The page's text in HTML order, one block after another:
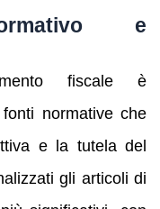
e
fiscale è
normative che
e la tutela del
gli articoli di